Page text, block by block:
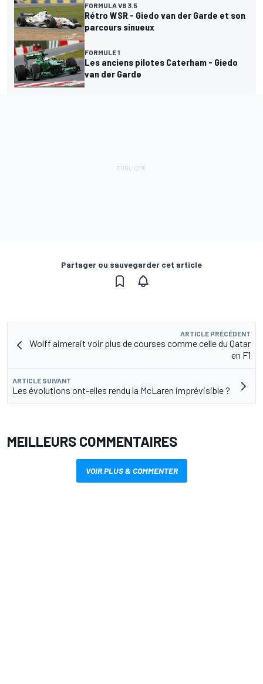
FORMULA V8 3.5
Rétro WSR - Giedo van der Garde et son
parcours sinueux
FORMULE 1
Les anciens pilotes Caterham - Giedo
van der Garde
Partager ou sauvegarder cet article
ARTICLE PRÉCÉDENT
Wolff aimerait voir plus de courses comme celle du Qatar
en F1
ARTICLE SUIVANT
Les évolutions ont-elles rendu la McLaren imprévisible ?
MEILLEURS COMMENTAIRES
VOIR PLUS & COMMENTER